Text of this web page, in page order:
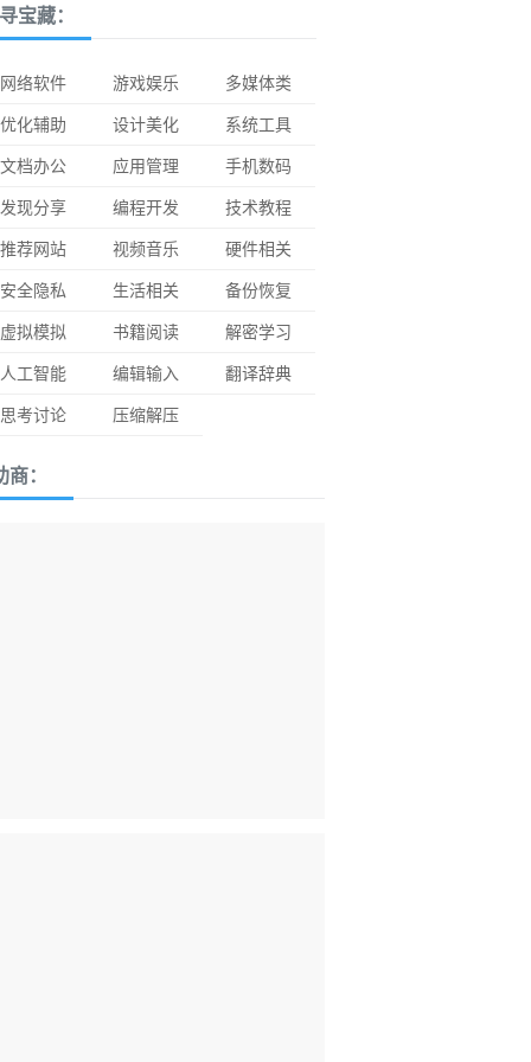
宝藏：
网络软件 游戏娱乐
多媒体类
优化辅助
设计美化
系统工具
文档办公
应用管理
手机数码
发现分享
编程开发
技术教程
推荐网站
视频音乐
硬件相关
安全隐私
生活相关
备份恢复
虚拟模拟
书籍阅读
解密学习
人工智能
编辑输入
翻译辞典
思考讨论
压缩解压
商：